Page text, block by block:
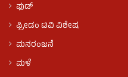
ಫುಡ್​​
ಫ್ರೀಡಂ ಟಿವಿ ವಿಶೇಷ
ಮನರಂಜನೆ
ಮಳೆ